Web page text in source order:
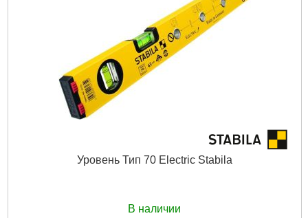
Уровень Тип 70 Electric Stabila
В наличии